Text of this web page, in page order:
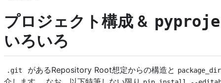
プロジェクト構成 &
いろいろ
.git があるRepository Root想定からの構造と package_dir